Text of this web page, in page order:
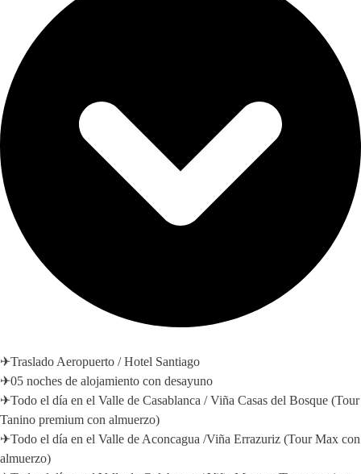
✈Traslado Aeropuerto / Hotel Santiago
✈05 noches de alojamiento con desayuno
✈Todo el día en el Valle de Casablanca / Viña Casas del Bosque (Tour
Tanino premium con almuerzo)
✈Todo el día en el Valle de Aconcagua /Viña Errazuriz (Tour Max con
almuerzo)